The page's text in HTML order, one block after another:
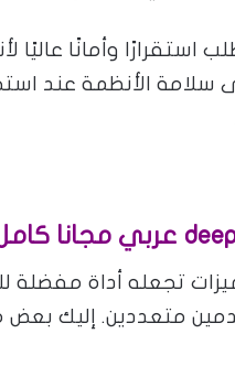
استقرارًا وأمانًا
سلامة الأنظمة عند
تجعله أداة مفضلة
متعددين. إليك بعض